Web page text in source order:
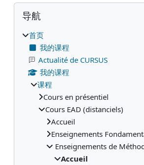
版块
跳过 导航
导航
首页
我的课程
Actualité de CURSUS
我的课程
课程
Cours en présentiel
Cours EAD (distanciels)
Accueil
Enseignements
Enseignements de
Accueil